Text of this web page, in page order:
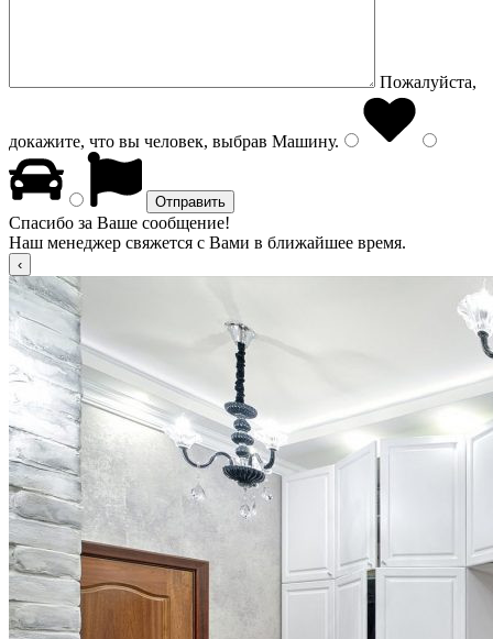
Пожалуйста,
докажите, что вы человек, выбрав Машину.
Спасибо за Ваше сообщение!
Наш менеджер свяжется с Вами в ближайшее время.